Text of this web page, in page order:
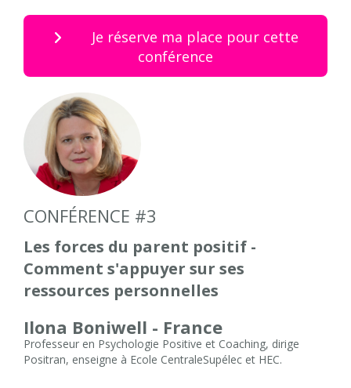
Je réserve ma place pour cette
conférence
CONFÉRENCE #3
Les forces du parent positif -
Comment s'appuyer sur ses
ressources personnelles
Ilona Boniwell - France
Professeur en Psychologie Positive et Coaching, dirige
Positran, enseigne à Ecole CentraleSupélec et HEC.